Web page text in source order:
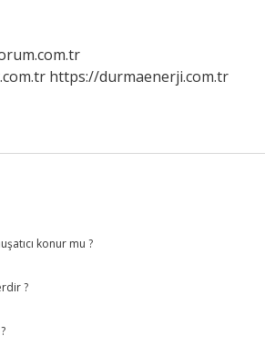
https://durmaenerji.com.tr
konur mu ?
?